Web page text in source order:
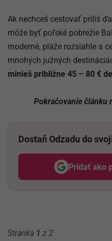
Ak nechceš cestovať príliš
môže byť poľské pobrežie
moderné, pláže rozsiahle a
mnohých južných
minieš približne 45 – 80 €
Pokračovanie článku
Dostaň Odzadu do
Pridať ako
Stránka 1 z 2